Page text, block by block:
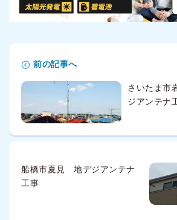
前の記事へ
さいたま市
ジアンテナ
船橋市夏見 地デジアンテナ
工事